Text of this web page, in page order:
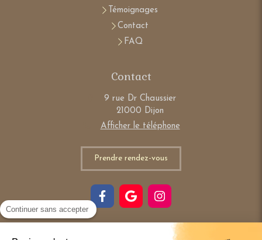
Témoignages
Contact
FAQ
Contact
9 rue Dr Chaussier
21000 Dijon
Afficher le téléphone
Prendre rendez-vous
Continuer sans accepter